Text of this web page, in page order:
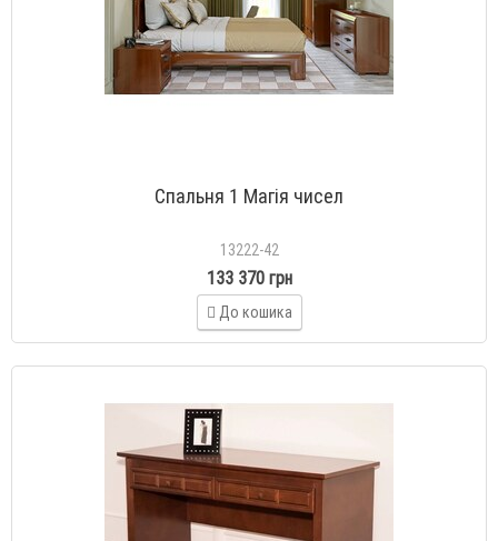
Спальня 1 Магія чисел
13222-42
133 370 грн
До кошика